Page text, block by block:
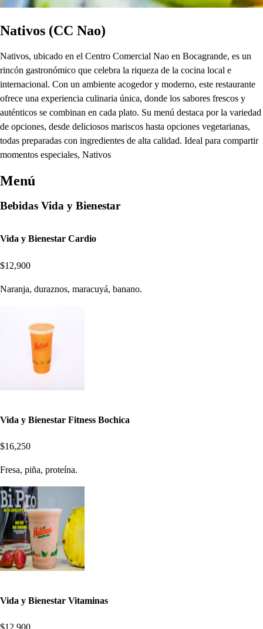
Nativos (CC Nao)
Nativos, ubicado en el Centro Comercial Nao en Bocagrande, es un
rincón gastronómico que celebra la riqueza de la cocina local e
internacional. Con un ambiente acogedor y moderno, este restaurante
ofrece una experiencia culinaria única, donde los sabores frescos y
auténticos se combinan en cada plato. Su menú destaca por la variedad
de opciones, desde deliciosos mariscos hasta opciones vegetarianas,
todas preparadas con ingredientes de alta calidad. Ideal para compartir
momentos especiales, Nativos
Menú
Bebidas Vida y Bienestar
Vida y Bienestar Cardio
$12,900
Naranja, duraznos, maracuyá, banano.
Vida y Bienestar Fitness Bochica
$16,250
Fresa, piña, proteína.
Vida y Bienestar Vitaminas